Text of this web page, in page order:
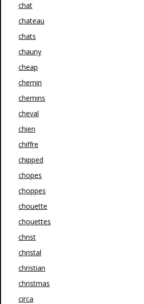
chat
chateau
chats
chauny
cheap
chemin
chemins
cheval
chien
chiffre
chipped
chopes
choppes
chouette
chouettes
christ
christal
christian
christmas
circa